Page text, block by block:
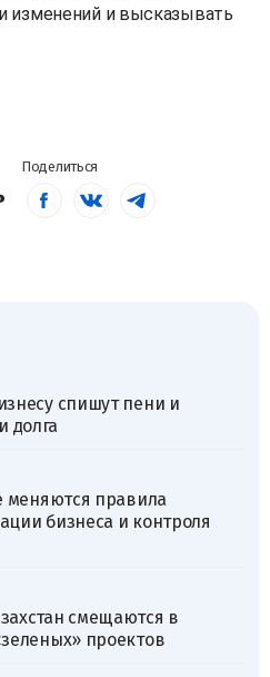
изменений и высказывать
Поделиться
спишут пени и
долга
меняются правила
бизнеса и контроля
смещаются в
проектов